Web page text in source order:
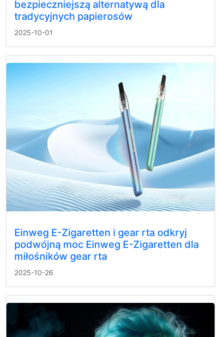
bezpieczniejszą alternatywą dla
tradycyjnych papierosów
2025-10-01
Einweg E-Zigaretten i gear rta odkryj
podwójną moc Einweg E-Zigaretten dla
miłośników gear rta
2025-10-26